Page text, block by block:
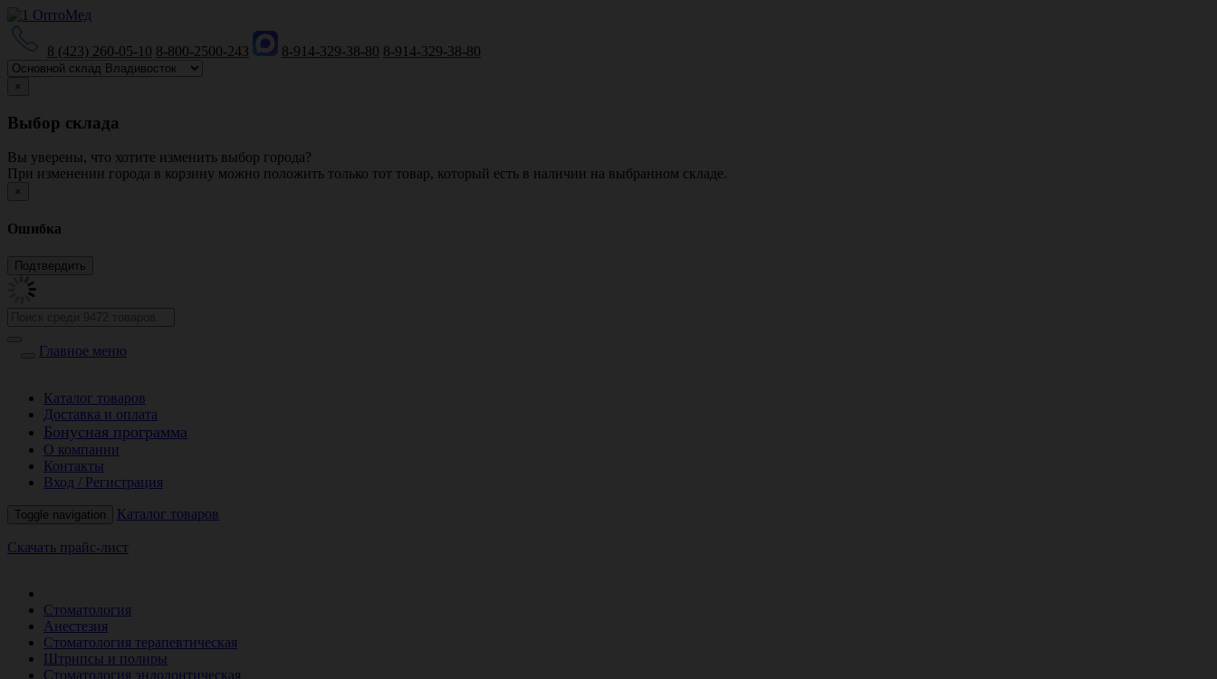
8 (423) 260-05-10 8-800-2500-243 8-914-329-38-80 8-914-329-38-80
×
Выбор склада
Вы уверены, что хотите изменить выбор города?
При изменении города в корзину можно положить только тот товар, который есть в наличии на выбранном складе.
×
Ошибка
Главное меню
Каталог товаров
Доставка и оплата
Бонусная программа
О компании
Контакты
Вход / Регистрация
Toggle navigation Каталог товаров
Скачать прайс-лист
Стоматология
Анестезия
Стоматология терапевтическая
Штрипсы и полиры
Стоматология эндодонтическая